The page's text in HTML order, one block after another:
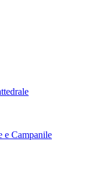
e Campanile